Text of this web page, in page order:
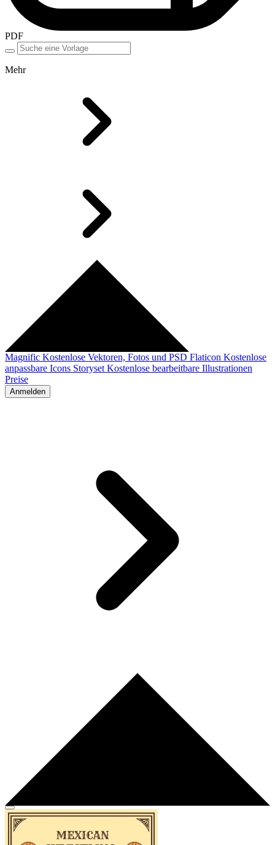
PDF
Mehr
Magnific Kostenlose Vektoren, Fotos und PSD Flaticon Kostenlose
anpassbare Icons Storyset Kostenlose bearbeitbare Illustrationen
Preise
Anmelden